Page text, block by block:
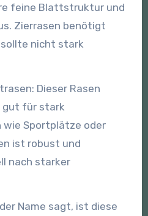
feine Blattstruktur und
Zierrasen benötigt
sollte nicht stark
Dieser Rasen
gut für stark
wie Sportplätze oder
ist robust und
nach starker
Name sagt, ist diese